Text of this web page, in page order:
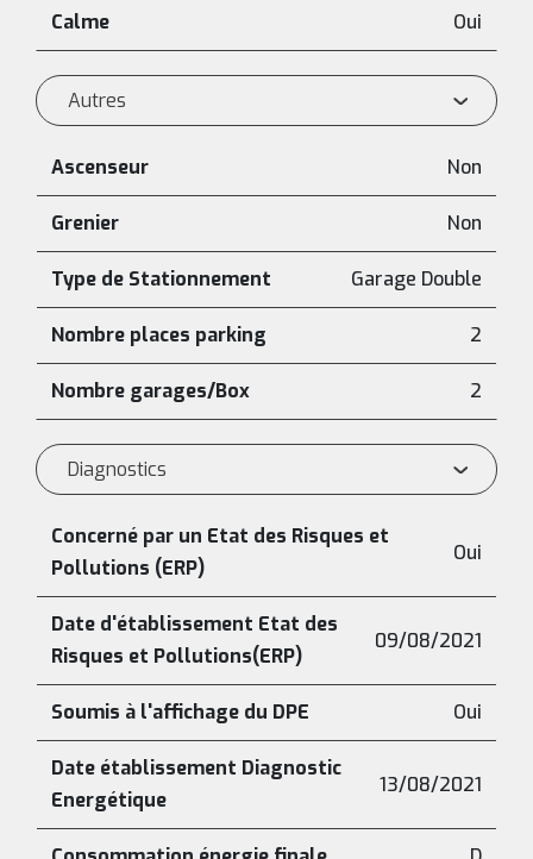
Calme Oui
Autres
Ascenseur Non
Grenier Non
Type de Stationnement Garage Double
Nombre places parking 2
Nombre garages/Box 2
Diagnostics
Concerné par un Etat des Risques et
Pollutions (ERP)
Oui
Date d'établissement Etat des
Risques et Pollutions(ERP)
09/08/2021
Soumis à l'affichage du DPE Oui
Date établissement Diagnostic
Energétique
13/08/2021